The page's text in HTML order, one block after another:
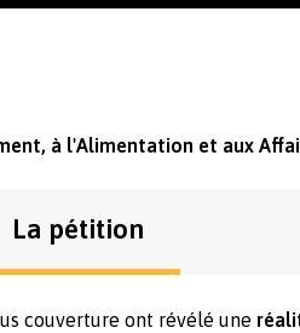
à l'Alimentation et aux
La pétition
couverture ont révélé une